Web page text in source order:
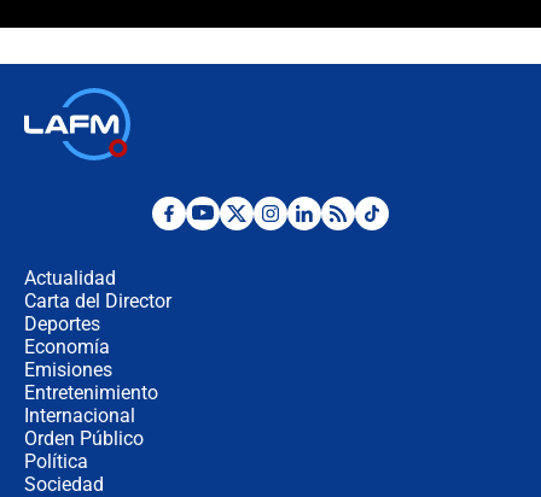
Desde dermatitis hasta infecciones:
Actualidad
Carta del Director
Deportes
Economía
Emisiones
Entretenimiento
Internacional
Orden Público
Política
Sociedad